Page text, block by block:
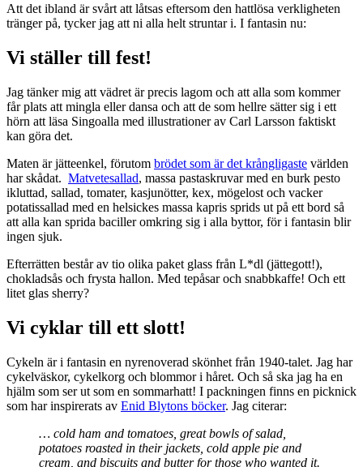
Att det ibland är svårt att låtsas eftersom den hattlösa verkligheten
tränger på, tycker jag att ni alla helt struntar i. I fantasin nu:
Vi ställer till fest!
Jag tänker mig att vädret är precis lagom och att alla som kommer
får plats att mingla eller dansa och att de som hellre sätter sig i ett
hörn att läsa Singoalla med illustrationer av Carl Larsson faktiskt
kan göra det.
Maten är jätteenkel, förutom brödet som är det krångligaste världen
har skådat. Matvetesallad, massa pastaskruvar med en burk pesto
ikluttad, sallad, tomater, kasjunötter, kex, mögelost och vacker
potatissallad med en helsickes massa kapris sprids ut på ett bord så
att alla kan sprida baciller omkring sig i alla byttor, för i fantasin blir
ingen sjuk.
Efterrätten består av tio olika paket glass från L*dl (jättegott!),
chokladsås och frysta hallon. Med tepåsar och snabbkaffe! Och ett
litet glas sherry?
Vi cyklar till ett slott!
Cykeln är i fantasin en nyrenoverad skönhet från 1940-talet. Jag har
cykelväskor, cykelkorg och blommor i håret. Och så ska jag ha en
hjälm som ser ut som en sommarhatt! I packningen finns en picknick
som har inspirerats av Enid Blytons böcker. Jag citerar:
… cold ham and tomatoes, great bowls of salad,
potatoes roasted in their jackets, cold apple pie and
cream, and biscuits and butter for those who wanted it.